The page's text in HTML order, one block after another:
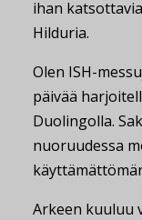
ihan
Hilduria.
Olen ISH-
päivää
Duolingolla.
nuoruudessa
Arkeen kuuluu